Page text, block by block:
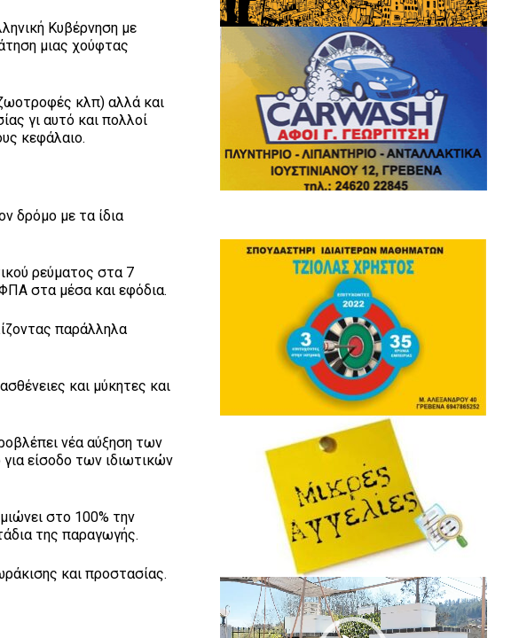
Κυβέρνηση με
μιας χούφτας
κλπ) αλλά και
γι αυτό και πολλοί
κεφάλαιο.
δρόμο με τα ίδια
ρεύματος στα 7
στα μέσα και εφόδια.
παράλληλα
και μύκητες και
νέα αύξηση των
είσοδο των ιδιωτικών
στο 100% την
της παραγωγής.
και προστασίας.
Πρόγραμμα
Αναπαραγωγής
Βίντεο